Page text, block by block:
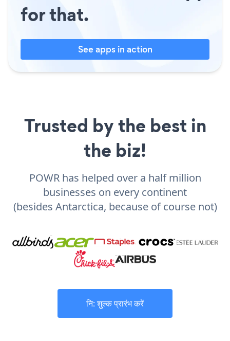
for that.
See apps in action
Trusted by the best in
the biz!
POWR has helped over a half million
businesses on every continent
(besides Antarctica, because of course not)
नि: शुल्क प्रारंभ करें